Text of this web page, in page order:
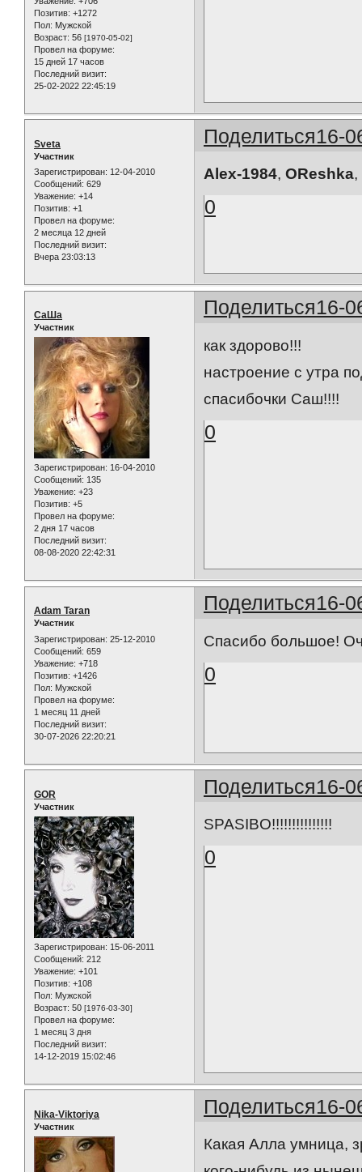
Позитив: +1272
Пол: Мужской
Возраст: 56 [1970-05-02]
Провел на форуме:
15 дней 17 часов
Последний визит:
25-02-2022 22:45:19
Поделиться16-
Sveta
Участник
Зарегистрирован: 12-04-2010
Сообщений: 629
Уважение: +14
Позитив: +1
Провел на форуме:
2 месяца 12 дней
Последний визит:
Вчера 23:03:13
Alex-1984,OReshka,
0
Поделиться16-
СаШа
Участник
Зарегистрирован: 16-04-2010
Сообщений: 135
Уважение: +23
Позитив: +5
Провел на форуме:
2 дня 17 часов
Последний визит:
08-08-2020 22:42:31
как здорово!!!
настроение с утра
спасибочки Саш!!!!
0
Поделиться16-
Adam Taran
Участник
Зарегистрирован: 25-12-2010
Сообщений: 659
Уважение: +718
Позитив: +1426
Пол: Мужской
Провел на форуме:
1 месяц 11 дней
Последний визит:
30-07-2026 22:20:21
Спасибо большое!
0
Поделиться16-
GOR
Участник
Зарегистрирован: 15-06-2011
Сообщений: 212
Уважение: +101
Позитив: +108
Пол: Мужской
Возраст: 50 [1976-03-30]
Провел на форуме:
1 месяц 3 дня
Последний визит:
14-12-2019 15:02:46
SPASIBO!!!!!!!!!!!!!!!
0
Поделиться16-
Nika-Viktoriya
Участник
Какая Алла умница,